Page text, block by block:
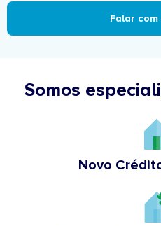
Falar
Somos
Novo